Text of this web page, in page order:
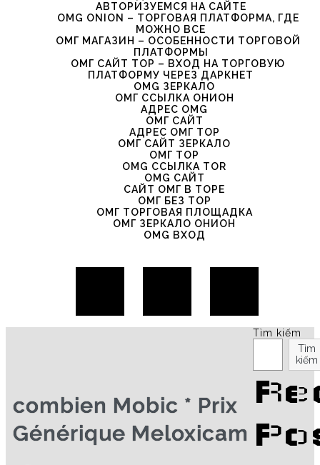
АВТОРИЗУЕМСЯ НА САЙТЕ
OMG ONION – ТОРГОВАЯ ПЛАТФОРМА, ГДЕ
МОЖНО ВСЕ
ОМГ МАГАЗИН – ОСОБЕННОСТИ ТОРГОВОЙ
ПЛАТФОРМЫ
ОМГ САЙТ ТОР – ВХОД НА ТОРГОВУЮ
ПЛАТФОРМУ ЧЕРЕЗ ДАРКНЕТ
OMG ЗЕРКАЛО
ОМГ ССЫЛКА ОНИОН
АДРЕС OMG
ОМГ САЙТ
АДРЕС ОМГ ТОР
ОМГ САЙТ ЗЕРКАЛО
ОМГ ТОР
OMG ССЫЛКА TOR
OMG САЙТ
САЙТ ОМГ В ТОРЕ
ОМГ БЕЗ ТОР
ОМГ ТОРГОВАЯ ПЛОЩАДКА
ОМГ ЗЕРКАЛО ОНИОН
OMG ВХОД
combien Mobic * Prix
Générique Meloxicam
Tìm kiếm
Tìm
kiếm